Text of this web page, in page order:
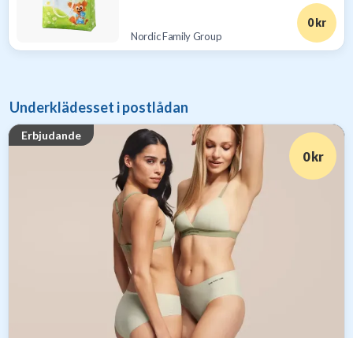
Nordic Family Group
0 kr
Underklädesset i postlådan
Erbjudande
0 kr